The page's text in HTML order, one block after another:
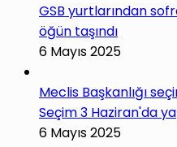
GSB yurtlarından
öğün taşındı
6 Mayıs 2025
Meclis Başkanlığı
Seçim 3 Haziran'da
6 Mayıs 2025